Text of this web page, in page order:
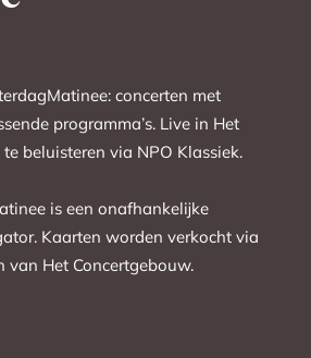
concerten met
programma’s. Live in Het
beluisteren via NPO Klassiek.
is een onafhankelijke
Kaarten worden verkocht via
van Het Concertgebouw.